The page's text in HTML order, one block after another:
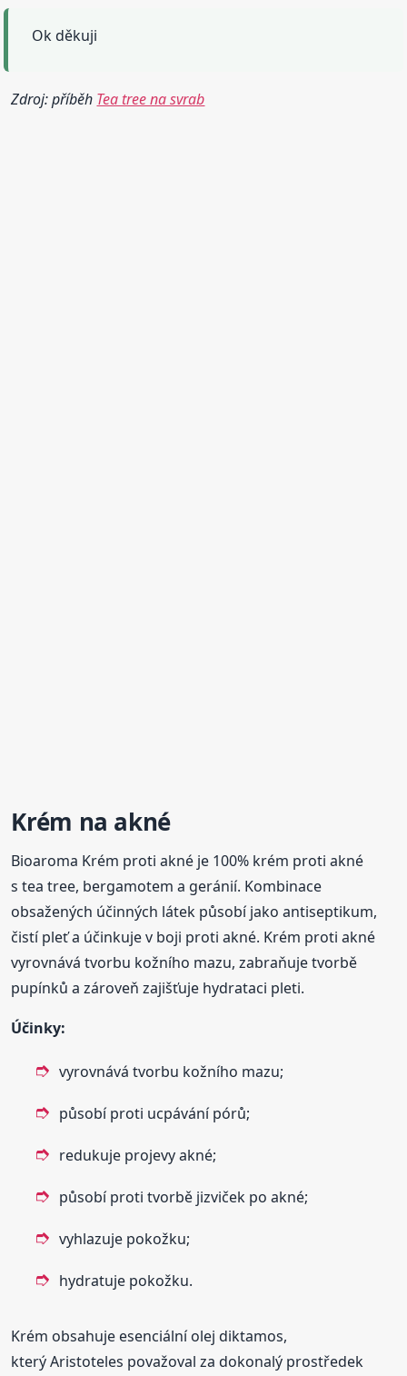
Ok děkuji
Zdroj: příběh Tea tree na svrab
Krém na akné
Bioaroma Krém proti akné je 100% krém proti akné
s tea tree, bergamotem a geránií. Kombinace
obsažených účinných látek působí jako antiseptikum,
čistí pleť a účinkuje v boji proti akné. Krém proti akné
vyrovnává tvorbu kožního mazu, zabraňuje tvorbě
pupínků a zároveň zajišťuje hydrataci pleti.
Účinky:
vyrovnává tvorbu kožního mazu;
působí proti ucpávání pórů;
redukuje projevy akné;
působí proti tvorbě jizviček po akné;
vyhlazuje pokožku;
hydratuje pokožku.
Krém obsahuje esenciální olej diktamos,
který Aristoteles považoval za dokonalý prostředek